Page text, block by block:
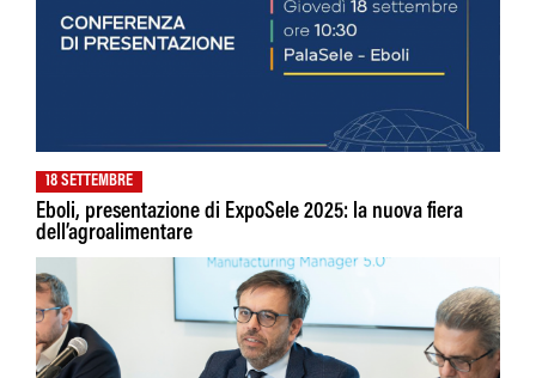
18 SETTEMBRE
Eboli, presentazione di ExpoSele 2025: la nuova fiera
dell’agroalimentare